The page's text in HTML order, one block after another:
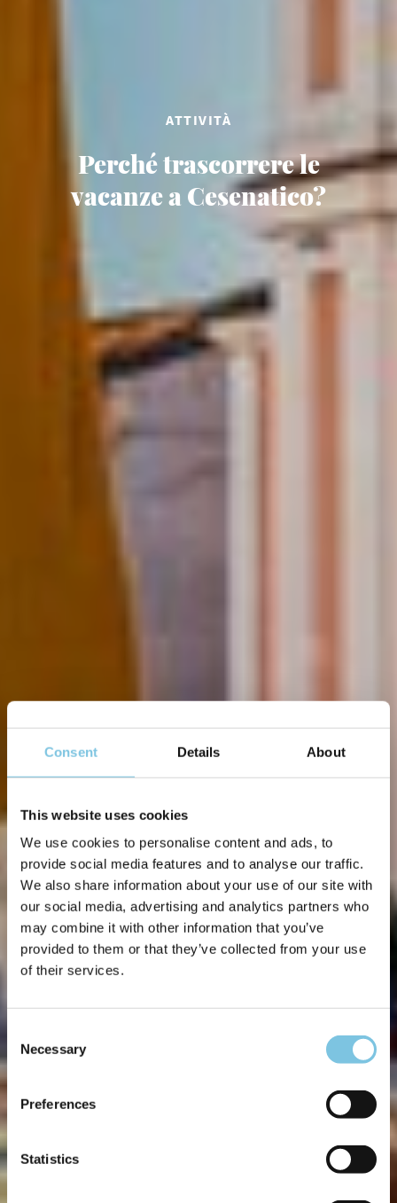
Consent Details About
This website uses cookies
We use cookies to personalise content and ads, to
provide social media features and to analyse our traffic.
We also share information about your use of our site with
our social media, advertising and analytics partners who
may combine it with other information that you’ve
provided to them or that they’ve collected from your use
of their services.
Selection
Necessary
Preferences
Statistics
ATTIVITÀ
Perché trascorrere le
vacanze a Cesenatico?